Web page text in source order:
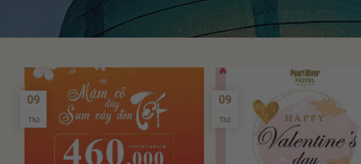
09
Th2
09
Th2